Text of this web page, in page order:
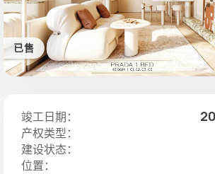
已售
竣工日期：
产权类型：
建设状态：
位置：